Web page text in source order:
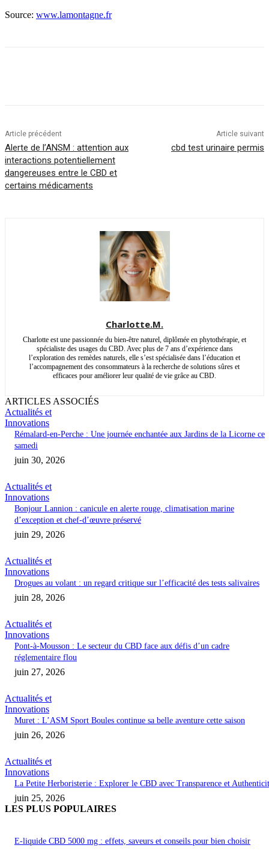
Source: www.lamontagne.fr
Article précédent
Alerte de l’ANSM : attention aux
interactions potentiellement
dangereuses entre le CBD et
certains médicaments
Article suivant
cbd test urinaire permis
Charlotte.M.
Charlotte est une passionnée du bien-être naturel, diplômée en phytothérapie, et
spécialiste des usages du CBD. Avec plus de 7 ans d’expérience dans
l’exploration des remèdes naturels, elle s’est spécialisée dans l’éducation et
l’accompagnement des consommateurs à la recherche de solutions sûres et
efficaces pour améliorer leur qualité de vie grâce au CBD.
ARTICLES ASSOCIÉS
Actualités et
Innovations
Rémalard-en-Perche : Une journée enchantée aux Jardins de la Licorne ce
samedi
juin 30, 2026
Actualités et
Innovations
Bonjour Lannion : canicule en alerte rouge, climatisation marine
d’exception et chef-d’œuvre préservé
juin 29, 2026
Actualités et
Innovations
Drogues au volant : un regard critique sur l’efficacité des tests salivaires
juin 28, 2026
Actualités et
Innovations
Pont-à-Mousson : Le secteur du CBD face aux défis d’un cadre
réglementaire flou
juin 27, 2026
Actualités et
Innovations
Muret : L’ASM Sport Boules continue sa belle aventure cette saison
juin 26, 2026
Actualités et
Innovations
La Petite Herboristerie : Explorer le CBD avec Transparence et
juin 25, 2026
LES PLUS POPULAIRES
E-liquide CBD 5000 mg : effets, saveurs et conseils pour bien choisir